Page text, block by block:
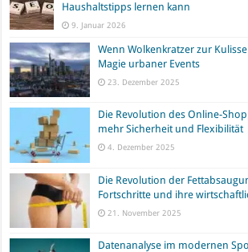
Haushaltstipps lernen kann
9. Januar 2026
Wenn Wolkenkratzer zur
Magie urbaner Events
23. Dezember 2025
Die Revolution des Online-
mehr Sicherheit und Flexibilität
4. Dezember 2025
Die Revolution der
Fortschritte und ihre
21. November 2025
Datenanalyse im modernen